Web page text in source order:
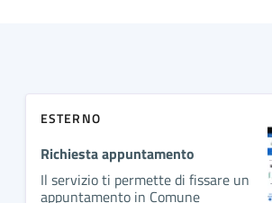
ESTERNO
Richiesta appuntamento
Il servizio ti permette di fissare un
appuntamento in Comune